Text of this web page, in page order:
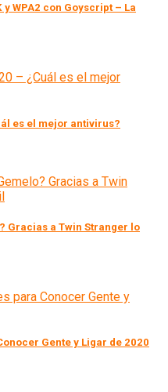
y WPA2 con Goyscript – La
es el mejor antivirus?
Gracias a Twin Stranger lo
Gente y Ligar de 2020